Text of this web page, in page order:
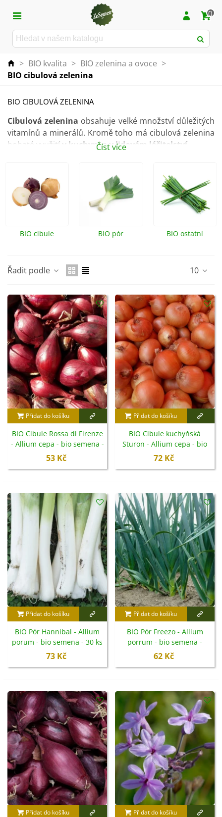
0
> BIO kvalita > BIO zelenina a ovoce >
BIO cibulová zelenina
BIO CIBULOVÁ ZELENINA
Cibulová zelenina obsahuje velké množství důležitých
vitamínů a minerálů. Kromě toho má cibulová zelenina
bohaté využití v kuchyniav lidovém léčitelství
ekologického zemědělství, tudíž
nejsou nijak
chemicky ošetřena
Číst více
BIO cibule BIO pór
BIO ostatní
Řadit podle 10
Přidat do košíku
BIO Cibule Rossa di Firenze
- Allium cepa - bio semena -
100 ks
53 Kč
Přidat do košíku
BIO Cibule kuchyňská
Sturon - Allium cepa - bio
semena - 500 ks
72 Kč
Přidat do košíku
BIO Pór Hannibal - Allium
porum - bio semena - 30 ks
73 Kč
Přidat do košíku
BIO Pór Freezo - Allium
porrum - bio semena -
100 ks
62 Kč
Přidat do košíku Přidat do košíku